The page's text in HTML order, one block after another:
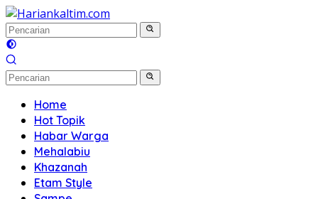
Langsung
ke
konten
Home
Hot Topik
Habar Warga
Mehalabiu
Khazanah
Etam Style